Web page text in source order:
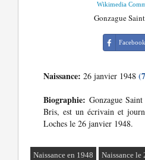
Wikimedia
Gonzague
Facebook
Naissance: 26 janvier 1948
Biographie: Gonzague
Bris, est un écrivain et
Loches le 26 janvier 1948.
Naissance en 1948 Naissance